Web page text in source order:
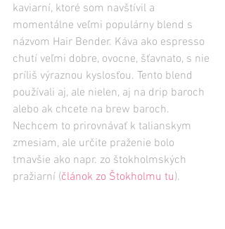
kaviarní, ktoré som navštívil a
momentálne veľmi populárny blend s
názvom Hair Bender. Káva ako espresso
chutí veľmi dobre, ovocne, šťavnato, s nie
príliš výraznou kyslosťou. Tento blend
používali aj, ale nielen, aj na drip baroch
alebo ak chcete na brew baroch.
Nechcem to prirovnávať k talianskym
zmesiam, ale určite praženie bolo
tmavšie ako napr. zo štokholmských
pražiarní (článok zo Štokholmu tu).